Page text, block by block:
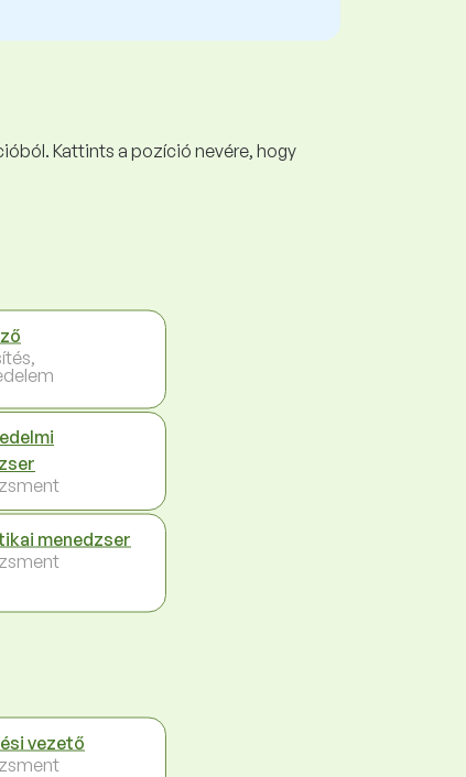
Kattints a pozíció nevére, hogy
menedzser
vezető